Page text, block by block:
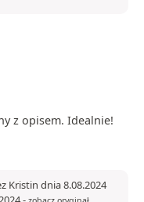
z opisem. Idealnie!
Kristin dnia 8.08.2024